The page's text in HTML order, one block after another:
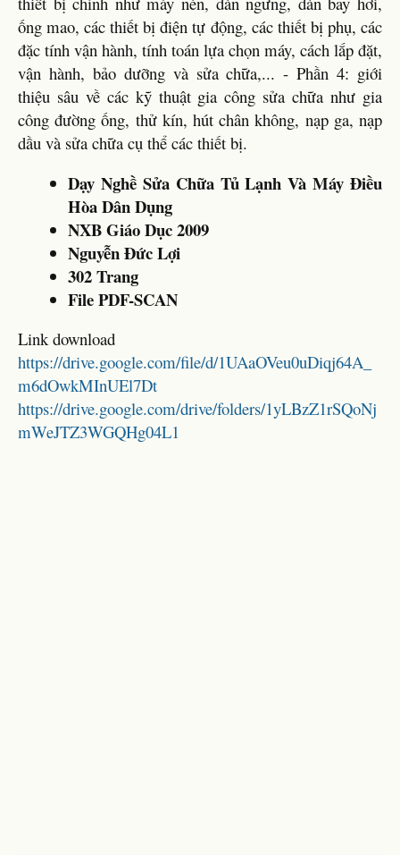
ống mao, các thiết bị điện tự động, các thiết bị phụ, các
đặc tính vận hành, tính toán lựa chọn máy, cách lắp đặt,
vận hành, bảo dưỡng và sửa chữa,... - Phần 4: giới
thiệu sâu về các kỹ thuật gia công sửa chữa như gia
công đường ống, thử kín, hút chân không, nạp ga, nạp
dầu và sửa chữa cụ thể các thiết bị.
Dạy Nghề Sửa Chữa Tủ Lạnh Và Máy Điều
Hòa Dân Dụng
NXB Giáo Dục 2009
Nguyễn Đức Lợi
302 Trang
File PDF-SCAN
Link download
https://drive.google.com/file/d/1UAaOVeu0uDiqj64A_
m6dOwkMInUEl7Dt
https://drive.google.com/drive/folders/1yLBzZ1rSQoNj
mWeJTZ3WGQHg04L1